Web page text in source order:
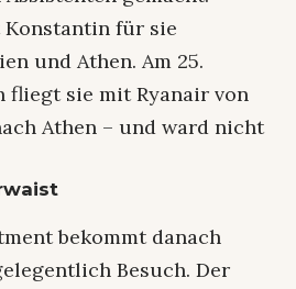
für sie
und Athen. Am 25.
sie mit Ryanair von
Athen – und ward nicht
bekommt danach
Besuch. Der